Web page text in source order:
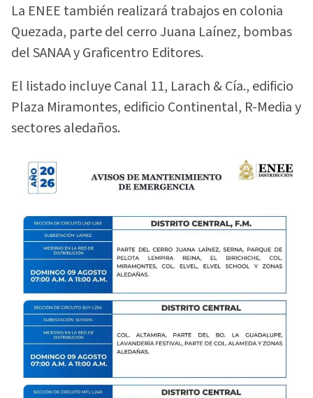
La ENEE también realizará trabajos en colonia
Quezada, parte del cerro Juana Laínez, bombas
del SANAA y Graficentro Editores.
El listado incluye Canal 11, Larach & Cía., edificio
Plaza Miramontes, edificio Continental, R-Media y
sectores aledaños.